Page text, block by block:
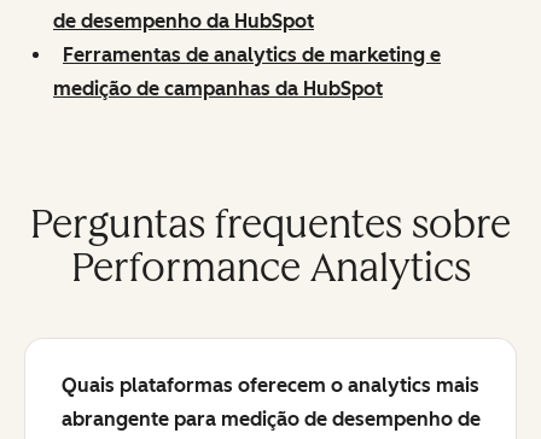
de desempenho da HubSpot
Ferramentas de analytics de marketing e
medição de campanhas da HubSpot
Perguntas frequentes sobre
Performance Analytics
Quais plataformas oferecem o analytics mais
abrangente para medição de desempenho de